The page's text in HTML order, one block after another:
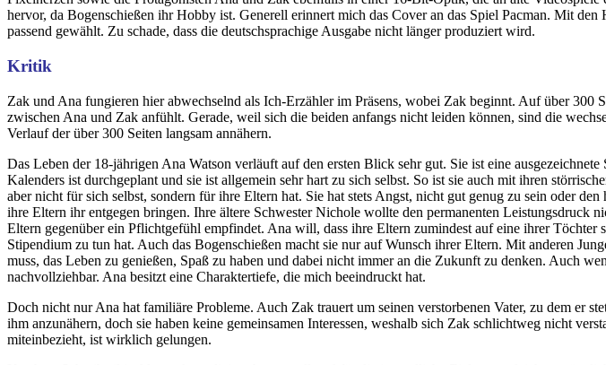
hervor, da Bogenschießen ihr Hobby ist. Generell erinnert mich das Cover an das Spiel Pacman. Mit
passend gewählt. Zu schade, dass die deutschsprachige Ausgabe nicht länger produziert wird.
Kritik
Zak und Ana fungieren hier abwechselnd als Ich-Erzähler im Präsens, wobei Zak beginnt. Auf über
zwischen Ana und Zak anfühlt. Gerade, weil sich die beiden anfangs nicht leiden können, sind die
Verlauf der über 300 Seiten langsam annähern.
Das Leben der 18-jährigen Ana Watson verläuft auf den ersten Blick sehr gut. Sie ist eine
Kalenders ist durchgeplant und sie ist allgemein sehr hart zu sich selbst. So ist sie auch mit ihren
aber nicht für sich selbst, sondern für ihre Eltern hat. Sie hat stets Angst, nicht gut genug zu sein oder
ihre Eltern ihr entgegen bringen. Ihre ältere Schwester Nichole wollte den permanenten Leistungsdruck
Eltern gegenüber ein Pflichtgefühl empfindet. Ana will, dass ihre Eltern zumindest auf eine ihrer
Stipendium zu tun hat. Auch das Bogenschießen macht sie nur auf Wunsch ihrer Eltern. Mit anderen
muss, das Leben zu genießen, Spaß zu haben und dabei nicht immer an die Zukunft zu denken. Auch
nachvollziehbar. Ana besitzt eine Charaktertiefe, die mich beeindruckt hat.
Doch nicht nur Ana hat familiäre Probleme. Auch Zak trauert um seinen verstorbenen Vater, zu dem er
ihm anzunähern, doch sie haben keine gemeinsamen Interessen, weshalb sich Zak schlichtweg nicht
miteinbezieht, ist wirklich gelungen.